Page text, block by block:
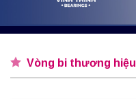
Vòng bi thương hiệu